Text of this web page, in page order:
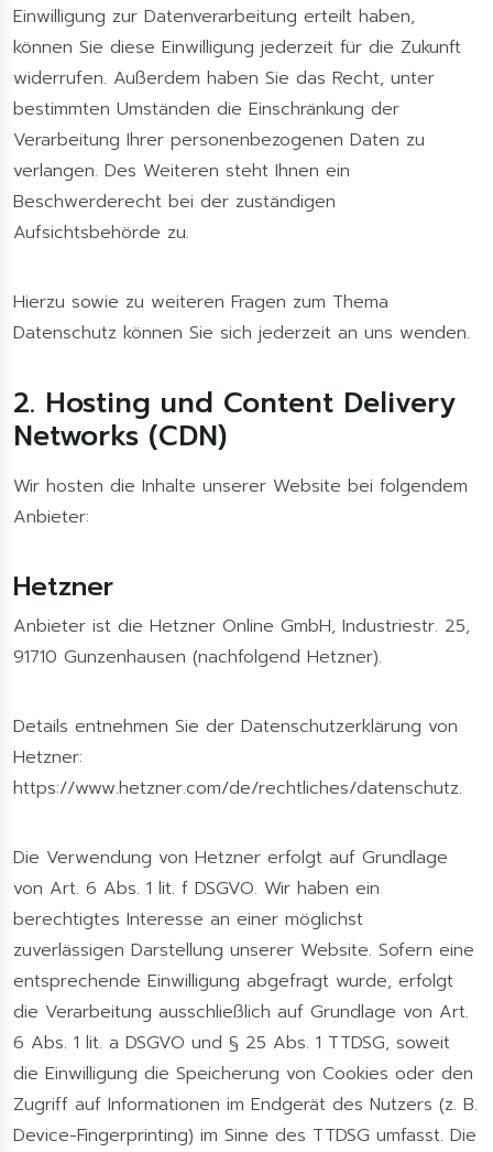
Einwilligung zur Datenverarbeitung erteilt haben,
können Sie diese Einwilligung jederzeit für die Zukunft
widerrufen. Außerdem haben Sie das Recht, unter
bestimmten Umständen die Einschränkung der
Verarbeitung Ihrer personenbezogenen Daten zu
verlangen. Des Weiteren steht Ihnen ein
Beschwerderecht bei der zuständigen
Aufsichtsbehörde zu.
Hierzu sowie zu weiteren Fragen zum Thema
Datenschutz können Sie sich jederzeit an uns wenden.
2. Hosting und Content Delivery
Networks (CDN)
Wir hosten die Inhalte unserer Website bei folgendem
Anbieter:
Hetzner
Anbieter ist die Hetzner Online GmbH, Industriestr. 25,
91710 Gunzenhausen (nachfolgend Hetzner).
Details entnehmen Sie der Datenschutzerklärung von
Hetzner:
https://www.hetzner.com/de/rechtliches/datenschutz.
Die Verwendung von Hetzner erfolgt auf Grundlage
von Art. 6 Abs. 1 lit. f DSGVO. Wir haben ein
berechtigtes Interesse an einer möglichst
zuverlässigen Darstellung unserer Website. Sofern eine
entsprechende Einwilligung abgefragt wurde, erfolgt
die Verarbeitung ausschließlich auf Grundlage von Art.
6 Abs. 1 lit. a DSGVO und § 25 Abs. 1 TTDSG, soweit
die Einwilligung die Speicherung von Cookies oder den
Zugriff auf Informationen im Endgerät des Nutzers (z. B.
Device-Fingerprinting) im Sinne des TTDSG umfasst. Die